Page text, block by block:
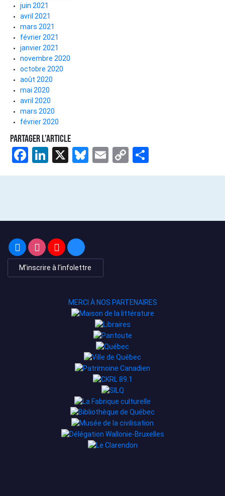
juin 2021
avril 2021
mars 2021
février 2021
janvier 2021
novembre 2020
octobre 2020
août 2020
mai 2020
avril 2020
mars 2020
février 2020
Partager l’article
Facebook
LinkedIn
X Bluesky
EmailCopy
Link
M'inscrire à l'infolettre
MERCI À NOS PARTENAIRES